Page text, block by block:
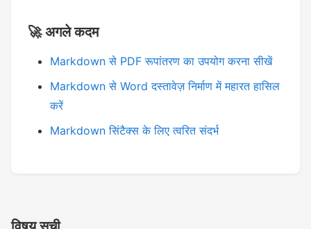
🚀 अगले कदम
Markdown से PDF रूपांतरण का उपयोग करना सीखें
Markdown से Word दस्तावेज़ निर्माण में महारत हासिल
करें
Markdown सिंटैक्स के लिए त्वरित संदर्भ